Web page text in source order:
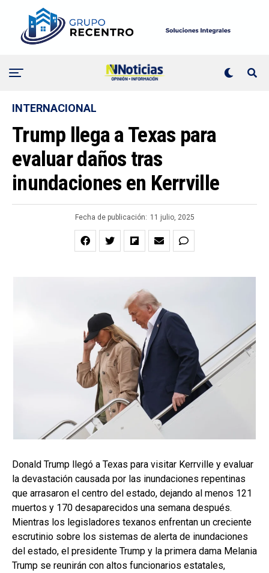
INTERNACIONAL
Trump llega a Texas para
evaluar daños tras
inundaciones en Kerrville
Fecha de publicación: 11 julio, 2025
Donald Trump llegó a Texas para visitar Kerrville y evaluar
la devastación causada por las inundaciones repentinas
que arrasaron el centro del estado, dejando al menos 121
muertos y 170 desaparecidos una semana después.
Mientras los legisladores texanos enfrentan un creciente
escrutinio sobre los sistemas de alerta de inundaciones
del estado, el presidente Trump y la primera dama Melania
Trump se reunirán con altos funcionarios estatales,